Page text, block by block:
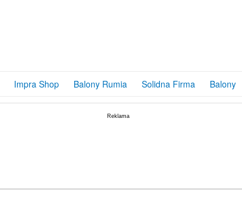
Impra Shop Balony Rumia Solidna Firma Balony